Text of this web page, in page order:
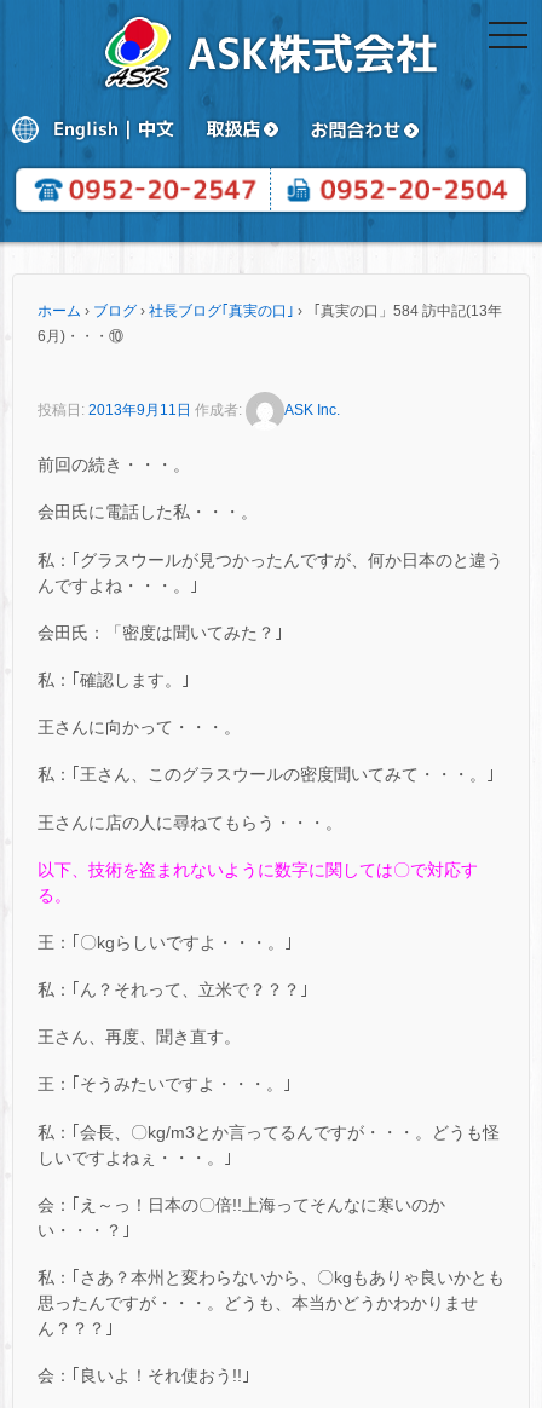
ホーム › ブログ › 社長ブログ｢真実の口｣ ›
「真実の口」584 訪中記(13年
6月)・・・⑩
投稿日: 2013年9月11日 作成者: ASK Inc.
前回の続き・・・。
会田氏に電話した私・・・。
私：｢グラスウールが見つかったんですが、何か日本のと違う
んですよね・・・。｣
会田氏：「密度は聞いてみた？｣
私：｢確認します。｣
王さんに向かって・・・。
私：｢王さん、このグラスウールの密度聞いてみて・・・。｣
王さんに店の人に尋ねてもらう・・・。
以下、技術を盗まれないように数字に関しては〇で対応す
る。
王：｢〇kgらしいですよ・・・。｣
私：｢ん？それって、立米で？？？｣
王さん、再度、聞き直す。
王：｢そうみたいですよ・・・。｣
私：｢会長、〇kg/m3とか言ってるんですが・・・。どうも怪
しいですよねぇ・・・。｣
会：｢え～っ！日本の〇倍!!上海ってそんなに寒いのか
い・・・？｣
私：｢さあ？本州と変わらないから、〇kgもありゃ良いかとも
思ったんですが・・・。どうも、本当かどうかわかりませ
ん？？？｣
会：｢良いよ！それ使おう!!｣